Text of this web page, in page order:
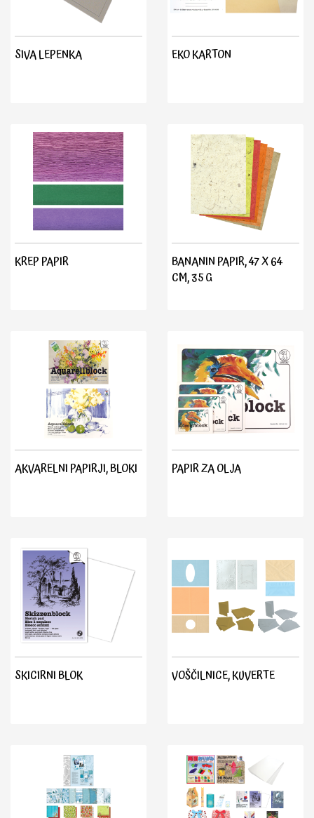
SIVA LEPENKA EKO KARTON
KREP PAPIR
BANANIN PAPIR, 47 X 64
CM, 35 G
AKVARELNI PAPIRJI, BLOKI PAPIR ZA OLJA
SKICIRNI BLOK VOŠČILNICE, KUVERTE